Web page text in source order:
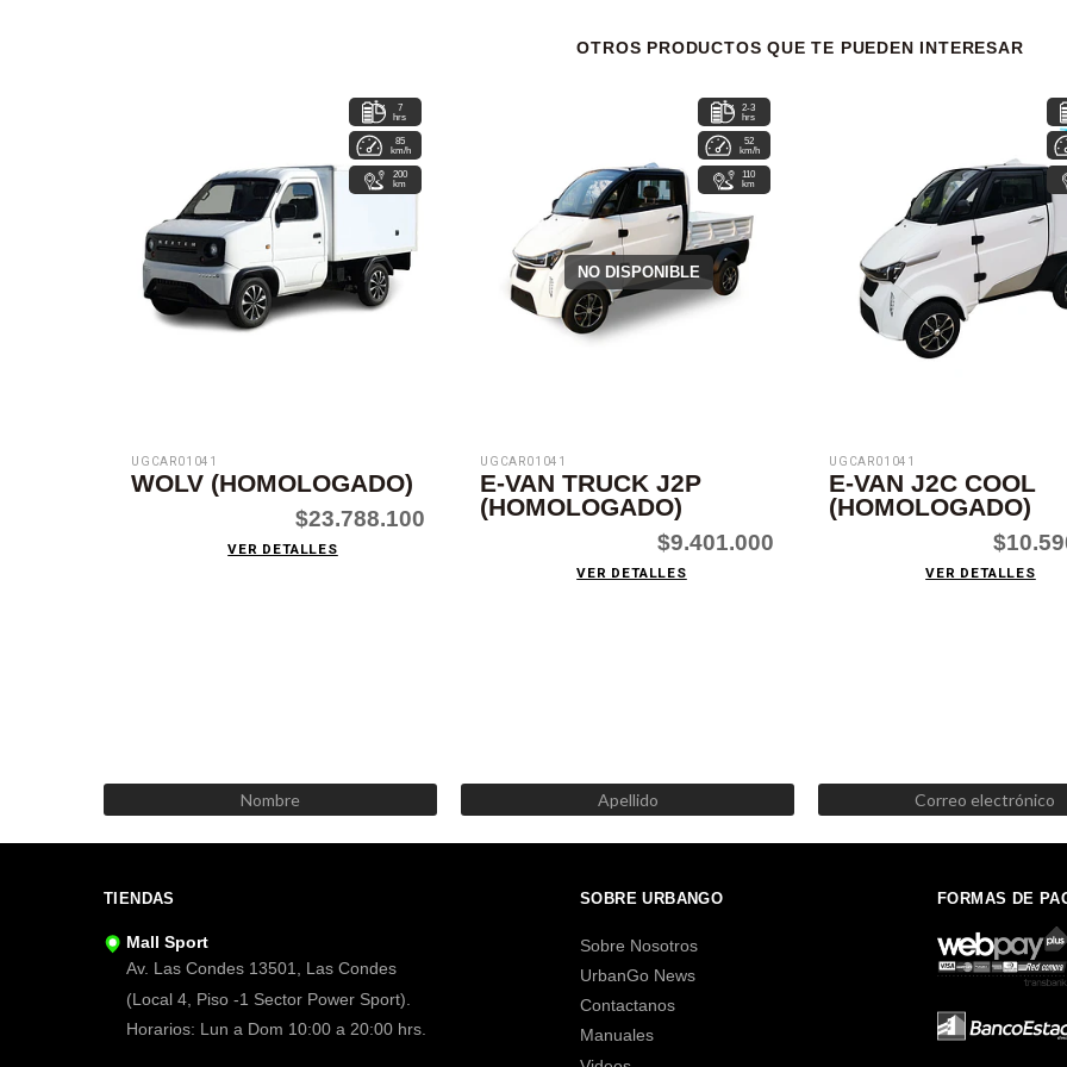
OTROS PRODUCTOS QUE TE PUEDEN INTERESAR
7
hrs
85
km/h
200
km
UGCAR01041
WOLV (HOMOLOGADO)
$23.788.100
VER DETALLES
NO DISPONIBLE
2-3
hrs
52
km/h
110
km
UGCAR01041
E-VAN TRUCK J2P
(HOMOLOGADO)
$9.401.000
VER DETALLES
UGCAR01041
E-VAN J2C COOL
(HOMOLOGADO)
VER DETALLES
TIENDAS
Mall Sport
Av. Las Condes 13501, Las Condes
(Local 4, Piso -1 Sector Power Sport).
Horarios: Lun a Dom 10:00 a 20:00 hrs.
SOBRE URBANGO
Sobre Nosotros
UrbanGo News
Contactanos
Manuales
FORMAS DE